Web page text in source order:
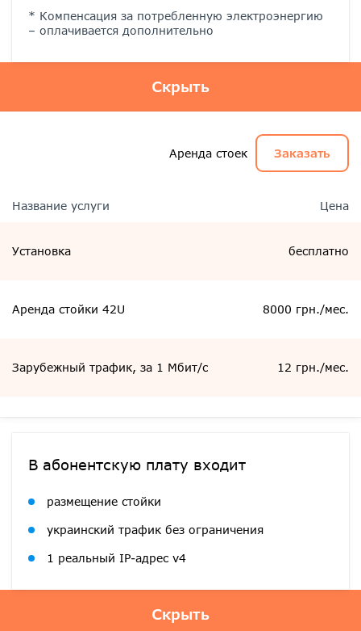
* Компенсация за потребленную электроэнергию
– оплачивается дополнительно
Скрыть
Аренда стоек Заказать
Название услуги Цена
Установка бесплатно
Аренда стойки 42U 8000 грн./мес.
Зарубежный трафик, за 1 Мбит/с 12 грн./мес.
В абонентскую плату входит
размещение стойки
украинский трафик без ограничения
1 реальный IP-адрес v4
Скрыть